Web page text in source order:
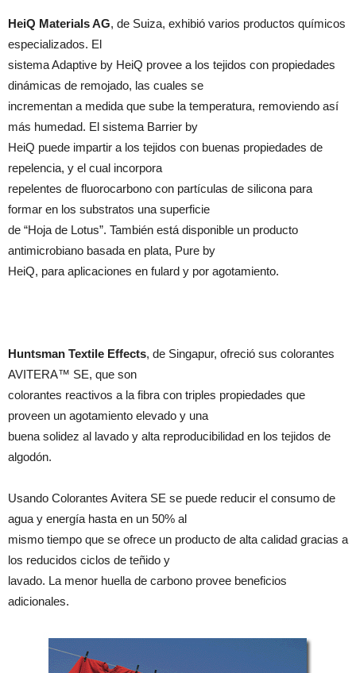
HeiQ Materials AG, de Suiza, exhibió varios productos químicos
especializados. El
sistema Adaptive by HeiQ provee a los tejidos con propiedades
dinámicas de remojado, las cuales se
incrementan a medida que sube la temperatura, removiendo así
más humedad. El sistema Barrier by
HeiQ puede impartir a los tejidos con buenas propiedades de
repelencia, y el cual incorpora
repelentes de fluorocarbono con partículas de silicona para
formar en los substratos una superficie
de “Hoja de Lotus”. También está disponible un producto
antimicrobiano basada en plata, Pure by
HeiQ, para aplicaciones en fulard y por agotamiento.
Huntsman Textile Effects, de Singapur, ofreció sus colorantes
AVITERA™ SE, que son
colorantes reactivos a la fibra con triples propiedades que
proveen un agotamiento elevado y una
buena solidez al lavado y alta reproducibilidad en los tejidos de
algodón.
Usando Colorantes Avitera SE se puede reducir el consumo de
agua y energía hasta en un 50% al
mismo tiempo que se ofrece un producto de alta calidad gracias a
los reducidos ciclos de teñido y
lavado. La menor huella de carbono provee beneficios
adicionales.